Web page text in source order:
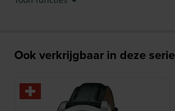
Ook verkrijgbaar in deze serie